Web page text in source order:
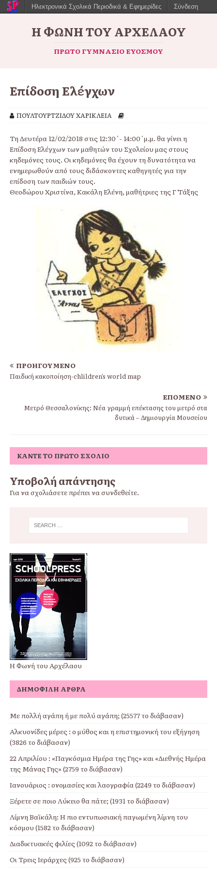
Η ΦΩΝΉ ΤΟΥ ΑΡΧΈΛΑΟΥ
ΠΡΏΤΟ ΓΥΜΝΆΣΙΟ ΕΥΌΣΜΟΥ
Επίδοση Ελέγχων
ΠΟΥΛΤΟΥΡΤΖΙΔΟΥ ΧΑΡΙΚΛΕΙΑ
Τη Δευτέρα 12/02/2018 στις 12:30΄- 14:00΄μ.μ. θα γίνει η
Επίδοση Ελέγχων των μαθητών του Σχολείου μας στους
κηδεμόνες τους. Οι κηδεμόνες θα έχουν τη δυνατότητα να
ενημερωθούν από τους διδάσκοντες καθηγητές για την
επίδοση των παιδιών τους.
Θεοδώρου Χριστίνα, Κακάλη Ελένη, μαθήτριες της Γ΄ Τάξης
ΠΡΟΗΓΟΎΜΕΝΟ
Παιδική κακοποίηση-chlildren’s world map
ΕΠΌΜΕΝΟ
Μετρό Θεσσαλονίκης: Νέα γραμμή επέκτασης του μετρό στα
δυτικά – Δημιουργία Μουσείου
ΚΆΝΤΕ ΤΟ ΠΡΏΤΟ ΣΧΌΛΙΟ
Υποβολή απάντησης
Για να σχολιάσετε πρέπει νασυνδεθείτε.
Η Φωνή του Αρχέλαου
ΔΗΜΟΦΙΛΉ ΆΡΘΡΑ
Με πολλή αγάπη ή με πολύ αγάπη; (25577 το διάβασαν)
Αλκυονίδες μέρες : ο μύθος και η επιστημονική του εξήγηση
(3826 το διάβασαν)
22 Απριλίου : «Παγκόσμια Ημέρα της Γης» και «Διεθνής Ημέρα
της Μάνας Γης» (2759 το διάβασαν)
Ιανουάριος : ονομασίες και λαογραφία (2249 το διάβασαν)
Ξέρετε σε ποιο Λύκειο θα πάτε; (1931 το διάβασαν)
Λίμνη Βαϊκάλη: Η πιο εντυπωσιακή παγωμένη λίμνη του
κόσμου (1582 το διάβασαν)
Διαδικτυακές φιλίες (1092 το διάβασαν)
Οι Τρεις Ιεράρχες (925 το διάβασαν)
Ηλεκτρονικά Σχολικά Περιοδικά & Εφημερίδες Σύνδεση